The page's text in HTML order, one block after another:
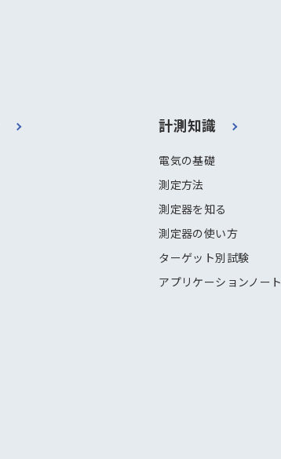
計測知識
電気の基礎
測定方法
測定器を知る
測定器の使い方
ターゲット別試験
アプリケーションノート